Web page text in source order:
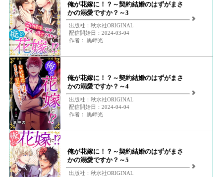
俺が花嫁に！？～契約結婚のはずがまさ
かの溺愛ですか？～3
出版社：秋水社ORIGINAL
配信開始日：2024-03-04
作者： 黒岬光
俺が花嫁に！？～契約結婚のはずがまさ
かの溺愛ですか？～4
出版社：秋水社ORIGINAL
配信開始日：2024-04-04
作者： 黒岬光
俺が花嫁に！？～契約結婚のはずがまさ
かの溺愛ですか？～5
出版社：秋水社ORIGINAL